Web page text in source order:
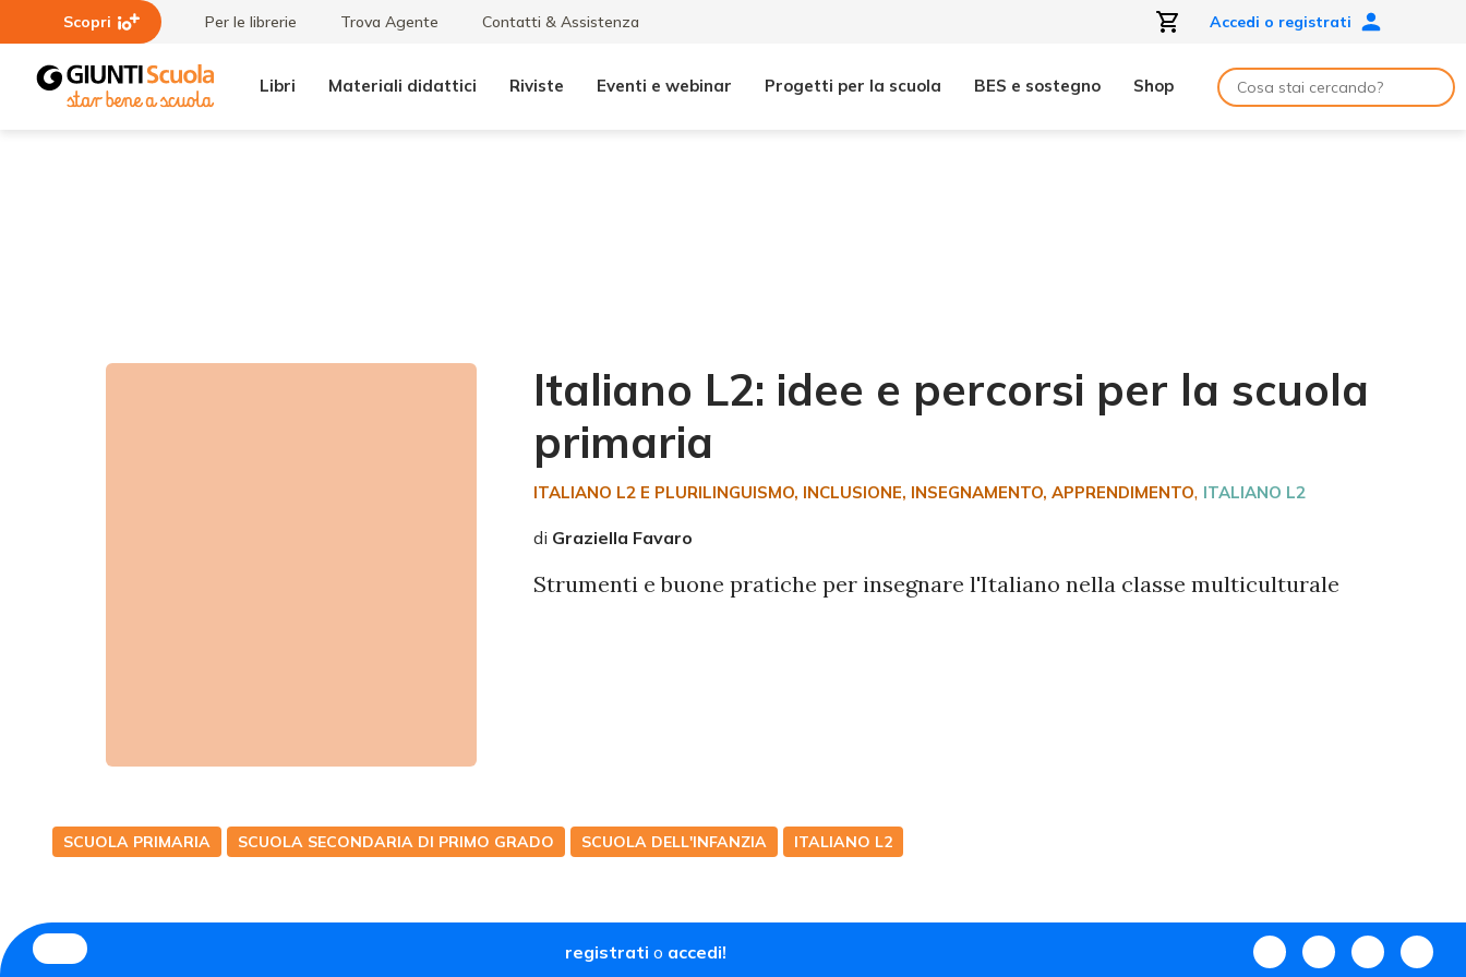
Scopri Per le librerie Trova Agente Contatti & Assistenza Accedi o registrati
Libri Materiali didattici Riviste Eventi e webinar Progetti per la scuola BES e sostegno Shop
Italiano L2: idee e percorsi per la scuola
primaria
ITALIANO L2 E PLURILINGUISMO, INCLUSIONE, INSEGNAMENTO, APPRENDIMENTO, ITALIANO L2
di Graziella Favaro
Strumenti e buone pratiche per insegnare l'Italiano nella classe multiculturale
SCUOLA PRIMARIA SCUOLA SECONDARIA DI PRIMO GRADO SCUOLA DELL'INFANZIA ITALIANO L2
registrati o accedi!